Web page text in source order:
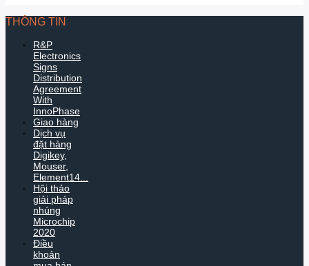
THÔNG TIN
R&P
Electronics
Signs
Distribution
Agreement
With
InnoPhase
Giao hàng
Dịch vụ
đặt hàng
Digikey,
Mouser,
Element14...
Hội thảo
giải pháp
nhúng
Microchip
2020
Điều
khoản